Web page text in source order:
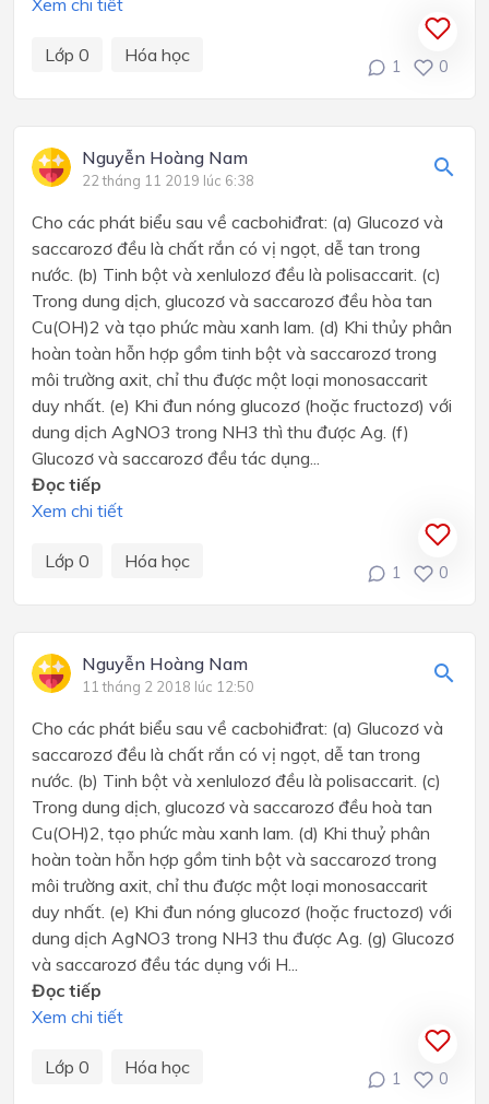
Lớp 0 Hóa học
1 0
Nguyễn Hoàng Nam
22 tháng 11 2019 lúc 6:38
Cho các phát biểu sau về cacbohiđrat: (a) Glucozơ và
saccarozơ đều là chất rắn có vị ngọt, dễ tan trong
nước. (b) Tinh bột và xenlulozơ đều là polisaccarit. (c)
Trong dung dịch, glucozơ và saccarozơ đều hòa tan
Cu(OH)2 và tạo phức màu xanh lam. (d) Khi thủy phân
hoàn toàn hỗn hợp gồm tinh bột và saccarozơ trong
môi trường axit, chỉ thu được một loại monosaccarit
duy nhất. (e) Khi đun nóng glucozơ (hoặc fructozơ) với
dung dịch AgNO3 trong NH3 thì thu được Ag. (f)
Glucozơ và saccarozơ đều tác dụng...
Đọc tiếp
Xem chi tiết
Lớp 0 Hóa học
1 0
Nguyễn Hoàng Nam
11 tháng 2 2018 lúc 12:50
Cho các phát biểu sau về cacbohiđrat: (a) Glucozơ và
saccarozơ đều là chất rắn có vị ngọt, dễ tan trong
nước. (b) Tinh bột và xenlulozơ đều là polisaccarit. (c)
Trong dung dịch, glucozơ và saccarozơ đều hoà tan
Cu(OH)2, tạo phức màu xanh lam. (d) Khi thuỷ phân
hoàn toàn hỗn hợp gồm tinh bột và saccarozơ trong
môi trường axit, chỉ thu được một loại monosaccarit
duy nhất. (e) Khi đun nóng glucozơ (hoặc fructozơ) với
dung dịch AgNO3 trong NH3 thu được Ag. (g) Glucozơ
và saccarozơ đều tác dụng với H...
Đọc tiếp
Xem chi tiết
Lớp 0 Hóa học
1 0